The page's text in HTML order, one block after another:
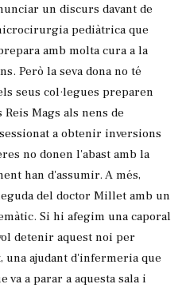
un discurs davant de
pediàtrica que
amb molta cura a la
Però la seva dona no té
seus col·legues preparen
Mags als nens de
a obtenir inversions
no donen l'abast amb la
han d'assumir. A més,
del doctor Millet amb un
Si hi afegim una caporal
detenir aquest noi per
ajudant d'infermeria que
a parar a aquesta sala i